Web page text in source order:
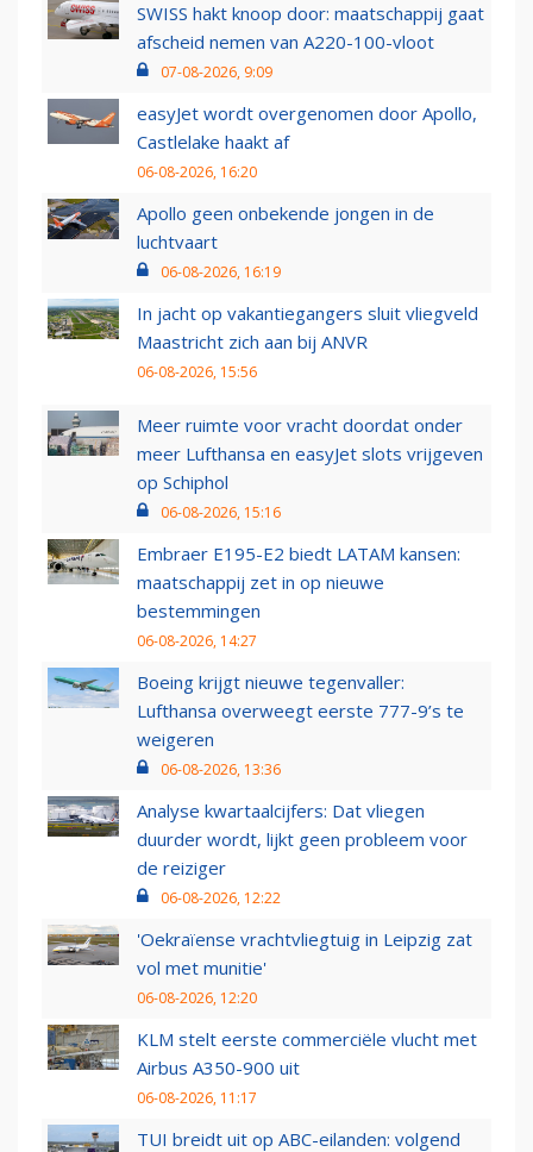
SWISS hakt knoop door: maatschappij gaat
afscheid nemen van A220-100-vloot
07-08-2026, 9:09
easyJet wordt overgenomen door Apollo,
Castlelake haakt af
06-08-2026, 16:20
Apollo geen onbekende jongen in de
luchtvaart
06-08-2026, 16:19
In jacht op vakantiegangers sluit vliegveld
Maastricht zich aan bij ANVR
06-08-2026, 15:56
Meer ruimte voor vracht doordat onder
meer Lufthansa en easyJet slots vrijgeven
op Schiphol
06-08-2026, 15:16
Embraer E195-E2 biedt LATAM kansen:
maatschappij zet in op nieuwe
bestemmingen
06-08-2026, 14:27
Boeing krijgt nieuwe tegenvaller:
Lufthansa overweegt eerste 777-9’s te
weigeren
06-08-2026, 13:36
Analyse kwartaalcijfers: Dat vliegen
duurder wordt, lijkt geen probleem voor
de reiziger
06-08-2026, 12:22
'Oekraïense vrachtvliegtuig in Leipzig zat
vol met munitie'
06-08-2026, 12:20
KLM stelt eerste commerciële vlucht met
Airbus A350-900 uit
06-08-2026, 11:17
TUI breidt uit op ABC-eilanden: volgend